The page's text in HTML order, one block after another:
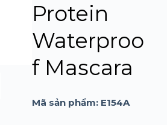
Protein
Waterproo
f Mascara
Mã sản phẩm: E154A